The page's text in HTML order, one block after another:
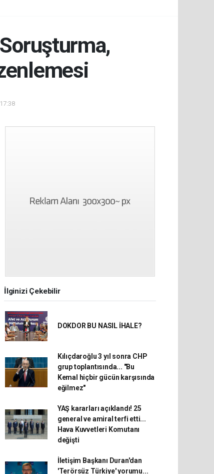
İlginizi Çekebilir
DOKDOR BU NASIL İHALE?
Kılıçdaroğlu 3 yıl sonra CHP
grup toplantısında... "Bu
Kemal hiçbir gücün karşısında
eğilmez"
YAŞ kararları açıklandı! 25
general ve amiral terfi etti...
Hava Kuvvetleri Komutanı
değişti
İletişim Başkanı Duran'dan
'Terörsüz Türkiye' yorumu...